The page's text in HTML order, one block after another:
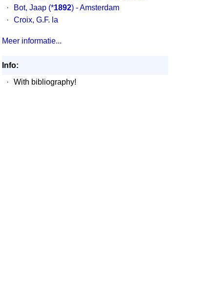
·
Bot, Jaap (*1892) - Amsterdam
·
Croix, G.F. la
Meer informatie...
Info:
·
With bibliography!